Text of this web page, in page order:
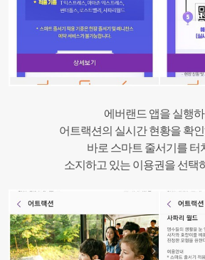
에버랜드 앱을 실행
어트랙션의 실시간 현황을 확
바로 스마트 줄서기를 터
소지하고 있는 이용권을 선택